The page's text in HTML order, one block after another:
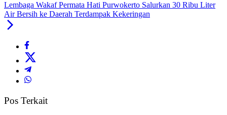
Lembaga Wakaf Permata Hati Purwokerto Salurkan 30 Ribu Liter
Air Bersih ke Daerah Terdampak Kekeringan
Pos Terkait